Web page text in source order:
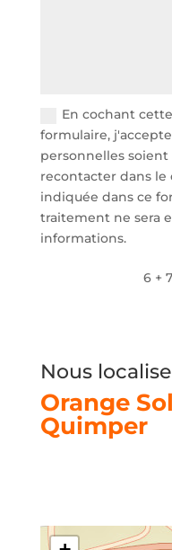
En cochant
formulaire,
personnelles
recontacter dans le
indiquée dans ce
traitement ne sera
informations.
6 + 7
Nous
Orange
Quimper